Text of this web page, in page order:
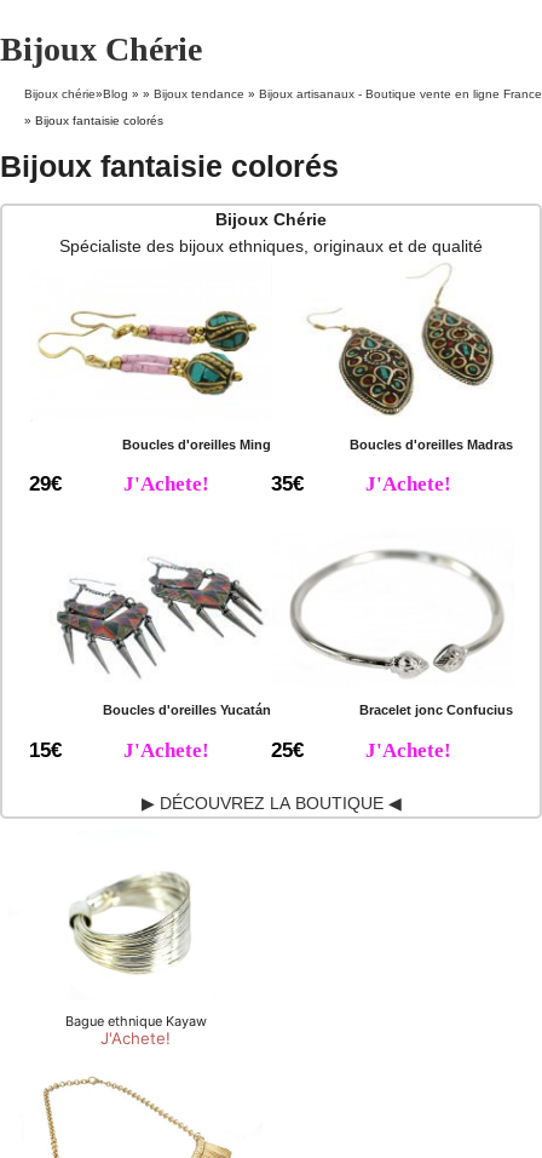
Bijoux Chérie
Bijoux chérie»Blog » » Bijoux tendance » Bijoux artisanaux - Boutique vente en ligne France
» Bijoux fantaisie colorés
Bijoux fantaisie colorés
Bijoux Chérie
Spécialiste des bijoux ethniques, originaux et de qualité
Boucles d'oreilles Ming
29€ J'Achete!
Boucles d'oreilles Madras
35€ J'Achete!
Boucles d'oreilles Yucatán
15€ J'Achete!
Bracelet jonc Confucius
25€ J'Achete!
▶ DÉCOUVREZ LA BOUTIQUE ◀